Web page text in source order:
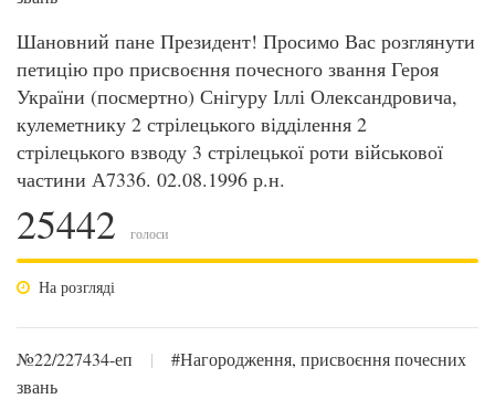
Шановний пане Президент! Просимо Вас розглянути
петицію про присвоєння почесного звання Героя
України (посмертно) Снігуру Іллі Олександровича,
кулеметнику 2 стрілецького відділення 2
стрілецького взводу 3 стрілецької роти військової
частини А7336. 02.08.1996 р.н.
25442 голоси
На розгляді
№22/227434-еп |
#Нагородження, присвоєння почесних
звань